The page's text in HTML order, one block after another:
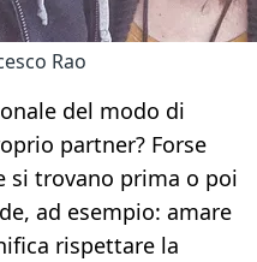
Rao
del modo di
partner? Forse
si trovano prima o poi
ad esempio: amare
rispettare la